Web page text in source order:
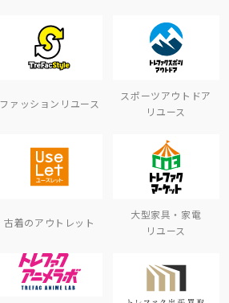
ファッションリユース
スポーツアウトドア
リユース
古着のアウトレット
大型家具・家電
リユース